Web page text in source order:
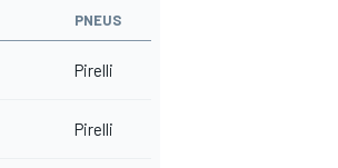
PNEUS
Pirelli
Pirelli